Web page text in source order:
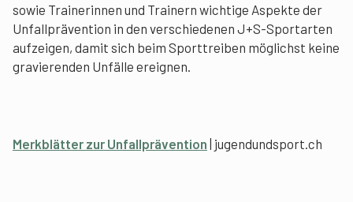
sowie Trainerinnen und Trainern wichtige Aspekte der
Unfallprävention in den verschiedenen J+S-Sportarten
aufzeigen, damit sich beim Sporttreiben möglichst keine
gravierenden Unfälle ereignen.
Merkblätter zur Unfallprävention | jugendundsport.ch